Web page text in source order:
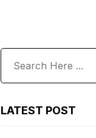
Search
LATEST POST